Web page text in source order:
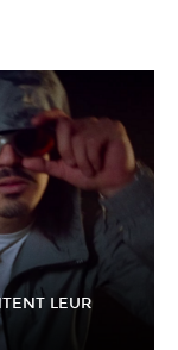
LEUR